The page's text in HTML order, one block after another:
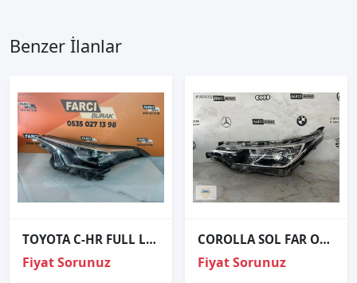
Benzer İlanlar
TOYOTA C-HR FULL LED MERCEKLİ SOL FAR ORJİNAL
Fiyat Sorunuz
COROLLA SOL FAR ORJİNAL
Fiyat Sorunuz